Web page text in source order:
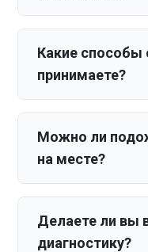
Какие
принимаете?
Можно ли
на месте?
Делаете ли вы
диагностику?